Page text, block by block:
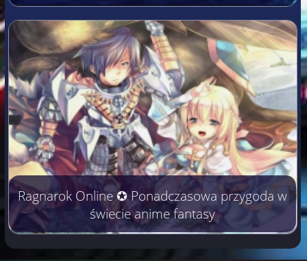
Ragnarok Online ✪ Ponadczasowa przygoda w
świecie anime fantasy